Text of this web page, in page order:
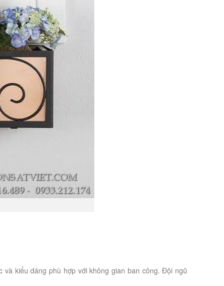
kiểu dáng phù hợp với không gian ban công. Đội ngũ